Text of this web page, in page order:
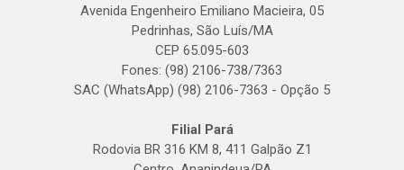
Avenida Engenheiro Emiliano Macieira, 05
Pedrinhas, São Luís/MA
CEP 65.095-603
Fones: (98) 2106-738/7363
SAC (WhatsApp) (98) 2106-7363 - Opção 5
Filial Pará
Rodovia BR 316 KM 8, 411 Galpão Z1